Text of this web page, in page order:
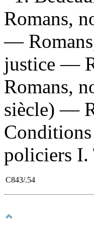
Romans,
—
justice —
Romans,
siècle) —
policiers
C843/.54